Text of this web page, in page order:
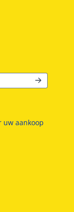
uw aankoop